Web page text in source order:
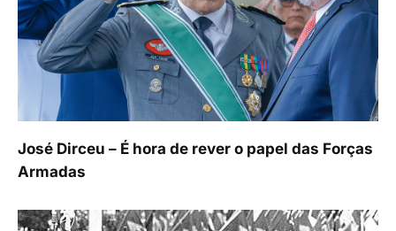
José Dirceu – É hora de rever o papel das Forças
Armadas